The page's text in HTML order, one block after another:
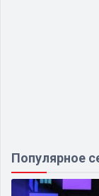
Популярное